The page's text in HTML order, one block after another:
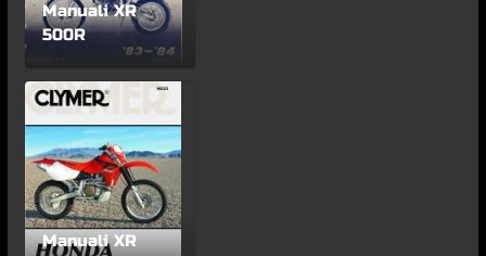
Manuali XR
500R
Manuali XR